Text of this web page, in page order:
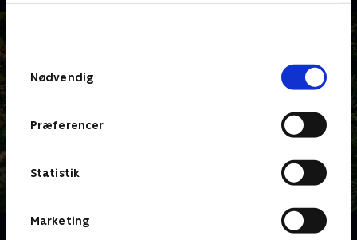
Nødvendig
Præferencer
Statistik
Marketing